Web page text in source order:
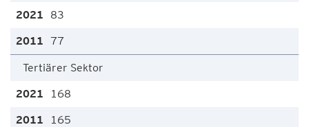
83
77
Tertiärer Sektor
168
165